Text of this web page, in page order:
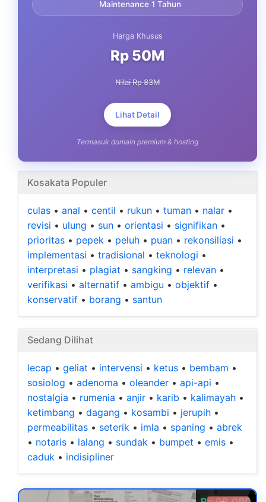
Maintenance 1 Tahun
Harga Khusus
Rp 50M
Nilai Rp 83M
Lihat Detail
Termasuk domain premium & hosting
Kosakata Populer
culas • anal • centil • rukun • tuman • nalar •
revisi • ulung • sun • orientasi • signifikan •
prioritas • pepek • peluh • puan • rekonsiliasi •
implementasi • tradisional • teknologi •
interpretasi • plagiat • sangking • relevan •
verifikasi • alternatif • ambigu • objektif •
konservatif • borang • santun
Sedang Dilihat
lecap • geliat • intervensi • ketus • bembam •
sosiolog • adenoma • oleander • api-api •
nostalgia • rumenia • anjir • karib • kalimayah •
ketimbang • dagang • kosambi • jerupih •
permeabilitas • seterik • imla • spaning • abrek
• notaris • lalang • sundak • bumpet • emis •
caduk • indisipliner